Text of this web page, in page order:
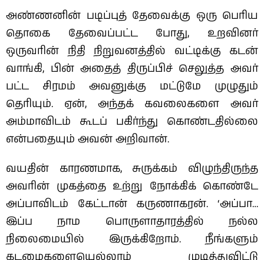
அண்ணனின் படிப்புத் தேவைக்கு ஒரு பெரிய
தொகை தேவைப்பட்ட போது, உறவினர்
ஒருவரின் நிதி நிறுவனத்தில் வட்டிக்கு கடன்
வாங்கி, பின் அதைத் திருப்பிச் செலுத்த அவர்
பட்ட சிரமம் அவனுக்கு மட்டுமே முழுதும்
தெரியும். ஏன், அந்தக் கவலைகளை அவர்
அம்மாவிடம் கூடப் பகிர்ந்து கொண்டதில்லை
என்பதையும் அவன் அறிவான்.
வயதின் காரணமாக, சுருக்கம் விழுந்திருந்த
அவரின் முகத்தை உற்று நோக்கிக் கொண்டே
அப்பாவிடம் கேட்டான் கருணாகரன். ‘அப்பா…
இப்ப நாம பொருளாதாரத்தில் நல்ல
நிலைமையில் இருக்கிறோம். நீங்களும்